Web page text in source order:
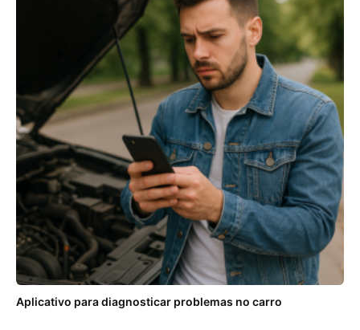
Aplicativo para diagnosticar problemas no carro